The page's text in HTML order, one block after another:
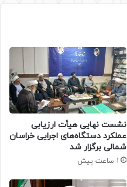
نشست نهایی هیأت ارزیابی
عملکرد دستگاه‌های اجرایی خراسان
شمالی برگزار شد
1 ساعت پیش